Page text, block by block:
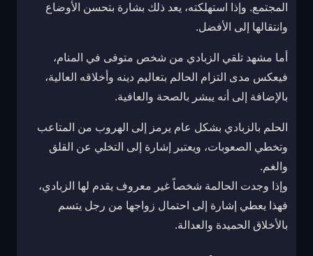
المجتمع. وإذا استهلكته، يعد ذلك بشارة بتحسن الأوضاع
وانتقالها إلى الأفضل.
أما مشهد تلقي الزبادي من شخص متوفى في المنام،
فيعكس مدى التزام الحالم بتعاليم دينه وأخلاقه العالية،
بالإضافة إلى أنه يبشر بالصحة والعافية.
الحلم بالزبادي بشكل عام يرمز إلى الهروب من المتاعب
وتخطي الصعوبات، ويعتبر إشارة إلى التخلي عن القلق
والغم.
وإذا وجدت الحالمة شخصاً غير معروف يقدم لها الزبادي،
فهذا يعطي إشارة إلى احتمال زواجها من رجل يتسم
بالأخلاق الحميدة والعدالة.